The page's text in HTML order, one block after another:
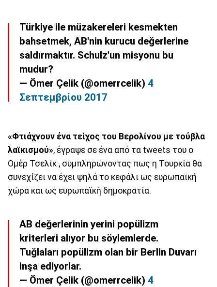
Türkiye ile müzakereleri kesmekten
bahsetmek, AB'nin kurucu değerlerine
saldırmaktır. Schulz'un misyonu bu
mudur?
— Ömer Çelik (@omerrcelik) 4
Σεπτεμβρίου 2017
«Φτιάχνουν ένα τείχος του Βερολίνου με τούβλα
λαϊκισμού», έγραψε σε ένα από τα tweets του ο
Ομέρ Τσελίκ , συμπληρώνοντας πως η Τουρκία θα
συνεχίζει να έχει ψηλά το κεφάλι ως ευρωπαϊκή
χώρα και ως ευρωπαϊκή δημοκρατία.
AB değerlerinin yerini popülizm
kriterleri alıyor bu söylemlerde.
Tuğlaları popülizm olan bir Berlin Duvarı
inşa ediyorlar.
— Ömer Çelik (@omerrcelik) 4